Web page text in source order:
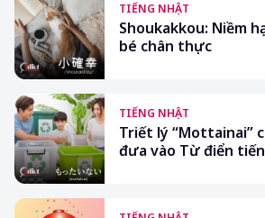
TIẾNG NHẬT
Shoukakkou: Niềm
bé chân thực
TIẾNG NHẬT
Triết lý “Mottainai”
đưa vào Từ điển